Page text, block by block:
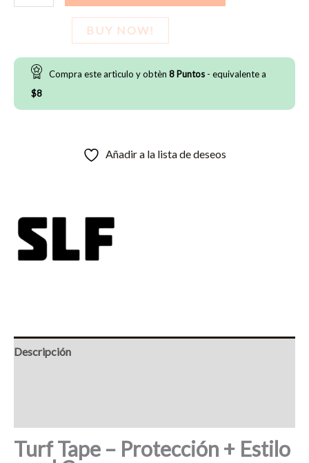
Tape
BUY NOW!
Compra este artìculo y obtèn 8 Puntos - equivalente a
$8
Añadir a la lista de deseos
Descripción
Turf Tape – Protección + Estilo